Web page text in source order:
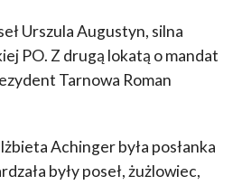
Urszula Augustyn, silna
PO. Z drugą lokatą o mandat
Tarnowa Roman
Achinger była posłanka
były poseł, żużlowiec,